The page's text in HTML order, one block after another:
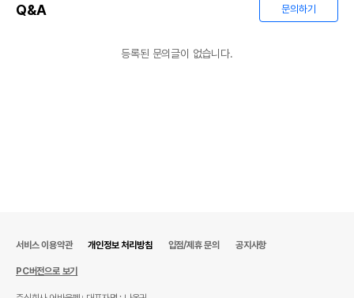
Q&A 문의하기
등록된 문의글이 없습니다.
서비스 이용약관 개인정보 처리방침 입점/제휴 문의 공지사항
PC버전으로 보기